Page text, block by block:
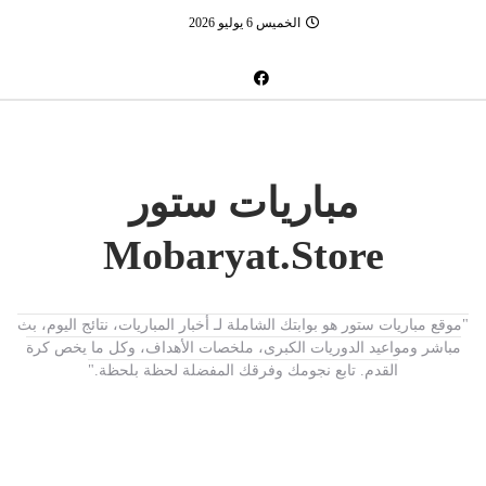
الخميس 6 يوليو 2026
مباريات ستور
Mobaryat.Store
"موقع مباريات ستور هو بوابتك الشاملة لـ أخبار المباريات، نتائج اليوم، بث
مباشر ومواعيد الدوريات الكبرى، ملخصات الأهداف، وكل ما يخص كرة
القدم. تابع نجومك وفرقك المفضلة لحظة بلحظة."